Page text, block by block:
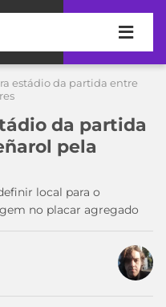
estádio da partida entre
da partida
pela
local para o
no placar agregado